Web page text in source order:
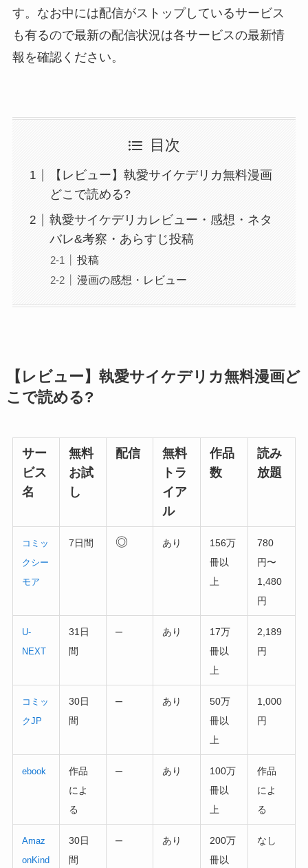
す。なお中には配信がストップしているサービス
も有るので最新の配信状況は各サービスの最新情
報を確認ください。
目次
【レビュー】執愛サイケデリカ無料漫画
どこで読める?
執愛サイケデリカレビュー・感想・ネタ
バレ&考察・あらすじ投稿
投稿
漫画の感想・レビュー
【レビュー】執愛サイケデリカ無料漫画ど
こで読める?
サー
ビス
名
無料
お試
し
配信
無料
トラ
イア
ル
作品
数
読み
放題
コミッ
クシー
モア
7日間 ◎ あり
156万
冊以
上
780
円〜
1,480
円
U-
NEXT
31日
間
– あり
17万
冊以
上
2,189
円
コミッ
クJP
30日
間
– あり
50万
冊以
上
1,000
円
ebook
作品
によ
る
– あり
100万
冊以
上
作品
によ
る
Amaz
onKind
30日
間
– あり
200万
冊以
なし